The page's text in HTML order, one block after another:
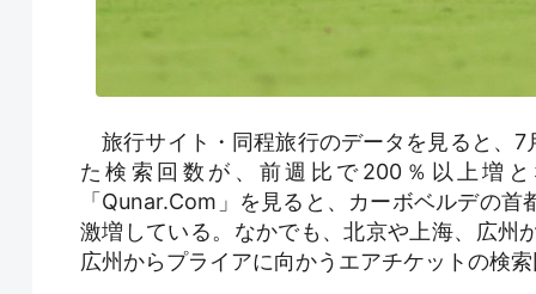
旅行サイト・同程旅行のデータを見ると、
た検索回数が、前週比で200％以上増
「Qunar.Com」を見ると、カーボベルデの
激増している。なかでも、北京や上海、広州
広州からプライアに向かうエアチケットの検